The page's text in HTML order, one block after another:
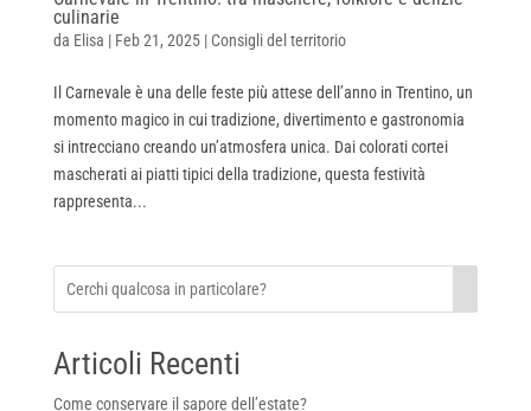
culinarie
da Elisa | Feb 21, 2025| Consigli del territorio
Il Carnevale è una delle feste più attese dell’anno in Trentino, un
momento magico in cui tradizione, divertimento e gastronomia
si intrecciano creando un’atmosfera unica. Dai colorati cortei
mascherati ai piatti tipici della tradizione, questa festività
rappresenta...
Articoli Recenti
Come conservare il sapore dell’estate?